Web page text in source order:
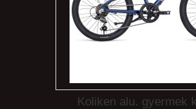
Koliken alu. gyermek